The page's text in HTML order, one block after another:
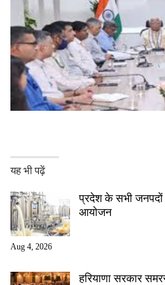
यह भी पढ़ें
प्रदेश के सभी जनपदों
आयोजन
Aug 4, 2026
हरियाणा सरकार